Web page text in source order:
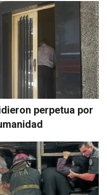
perpetua por